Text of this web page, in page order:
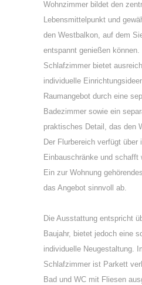
Wohnzimmer bildet den
Lebensmittelpunkt und
den Westbalkon, auf dem
entspannt genießen
Schlafzimmer bietet
individuelle
Raumangebot durch eine
Badezimmer sowie ein
praktisches Detail, das den
Der Flurbereich verfügt über
Einbauschränke und schafft
Ein zur Wohnung
das Angebot sinnvoll ab.
Die Ausstattung entspricht
Baujahr, bietet jedoch eine
individuelle Neugestaltung.
Schlafzimmer ist Parkett
Bad und WC mit Fliesen